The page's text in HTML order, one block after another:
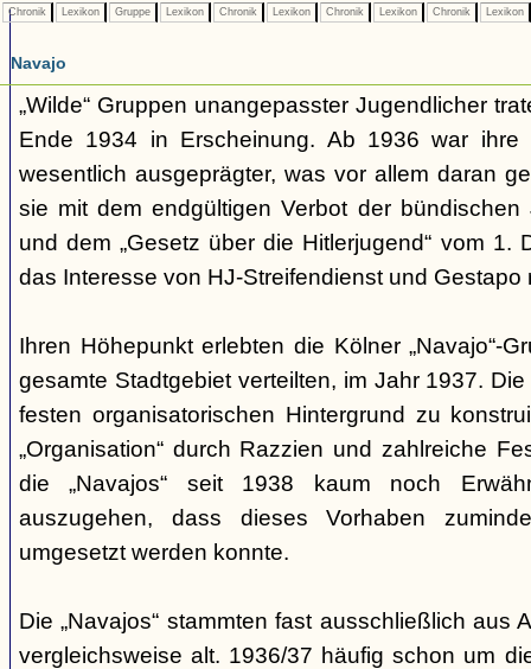
Chronik Lexikon Gruppe Lexikon Chronik Lexikon Chronik Lexikon Chronik Lexikon
Navajo
„Wilde“ Gruppen unangepasster Jugendlicher
Ende 1934 in Erscheinung. Ab 1936 war ihre
wesentlich ausgeprägter, was vor allem daran
sie mit dem endgültigen Verbot der
und dem „Gesetz über die Hitlerjugend“ vom 1.
das Interesse von HJ-Streifendienst und Gestapo
Ihren Höhepunkt erlebten die Kölner „Navajo“-
gesamte Stadtgebiet verteilten, im Jahr 1937.
festen organisatorischen Hintergrund zu
„Organisation“ durch Razzien und zahlreiche
die „Navajos“ seit 1938 kaum noch
auszugehen, dass dieses Vorhaben
umgesetzt werden konnte.
Die „Navajos“ stammten fast ausschließlich aus
vergleichsweise alt. 1936/37 häufig schon um